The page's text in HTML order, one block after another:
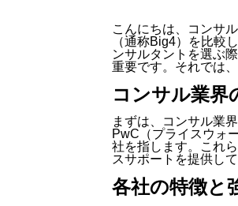
こんにちは、コンサ
（通称Big4）を比較
ンサルタントを選ぶ
重要です。それでは
コンサル業界
まずは、コンサル業
PwC（プライスウォ
社を指します。これ
スサポートを提供し
各社の特徴と